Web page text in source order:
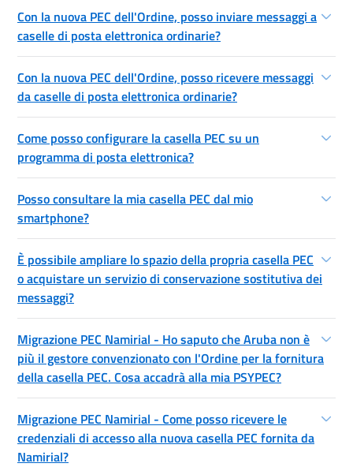
Con la nuova PEC dell'Ordine, posso inviare messaggi a
caselle di posta elettronica ordinarie?
Con la nuova PEC dell'Ordine, posso ricevere messaggi
da caselle di posta elettronica ordinarie?
Come posso configurare la casella PEC su un
programma di posta elettronica?
Posso consultare la mia casella PEC dal mio
smartphone?
È possibile ampliare lo spazio della propria casella PEC
o acquistare un servizio di conservazione sostitutiva dei
messaggi?
Migrazione PEC Namirial - Ho saputo che Aruba non è
più il gestore convenzionato con l'Ordine per la fornitura
della casella PEC. Cosa accadrà alla mia PSYPEC?
Migrazione PEC Namirial - Come posso ricevere le
credenziali di accesso alla nuova casella PEC fornita da
Namirial?